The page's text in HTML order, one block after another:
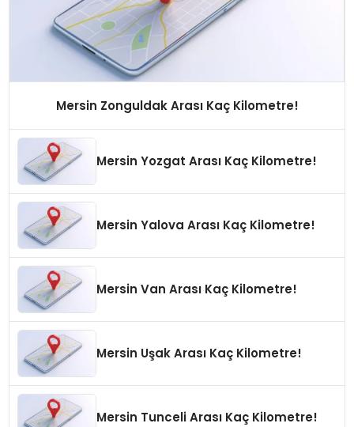
Mersin Zonguldak Arası Kaç Kilometre!
Mersin Yozgat Arası Kaç Kilometre!
Mersin Yalova Arası Kaç Kilometre!
Mersin Van Arası Kaç Kilometre!
Mersin Uşak Arası Kaç Kilometre!
Mersin Tunceli Arası Kaç Kilometre!